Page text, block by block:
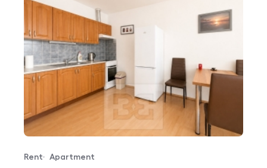
Offer type
Rent
Property type
Apartment